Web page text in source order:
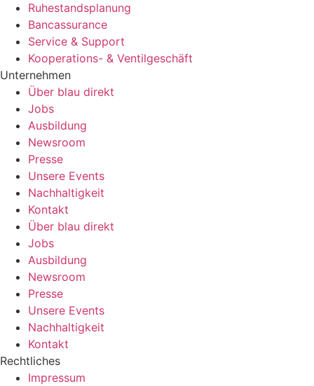
Ruhestandsplanung
Bancassurance
Service & Support
Kooperations- & Ventilgeschäft
Unternehmen
Über blau direkt
Jobs
Ausbildung
Newsroom
Presse
Unsere Events
Nachhaltigkeit
Kontakt
Über blau direkt
Jobs
Ausbildung
Newsroom
Presse
Unsere Events
Nachhaltigkeit
Kontakt
Rechtliches
Impressum